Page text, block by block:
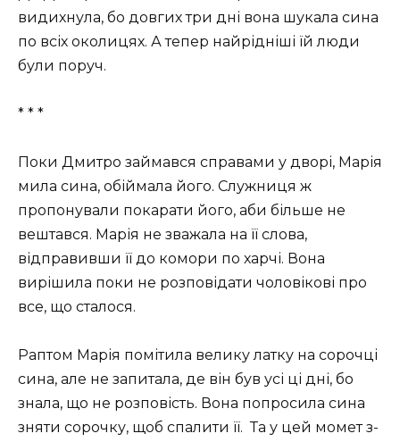
видихнула, бо довгих три дні вона шукала сина
по всіх околицях. А тепер найрідніші їй люди
були поруч.
* * *
Поки Дмитро займався справами у дворі, Марія
мила сина, обіймала його. Служниця ж
пропонували покарати його, аби більше не
вештався. Марія не зважала на її слова,
відправивши її до комори по харчі. Вона
вирішила поки не розповідати чоловікові про
все, що сталося.
Раптом Марія помітила велику латку на сорочці
сина, але не запитала, де він був усі ці дні, бо
знала, що не розповість. Вона попросила сина
зняти сорочку, щоб спалити її. Та у цей момет з-